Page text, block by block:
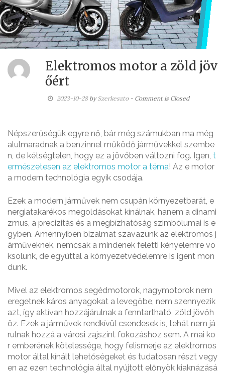
Elektromos motor a zöld jöv
őért
2023-10-28bySzerkeszto - Comment is Closed
Népszerűségük egyre nő, bár még számukban ma még
alulmaradnak a benzinnel működő járművekkel szembe
n, de kétségtelen, hogy ez a jövőben változni fog. Igen, t
ermészetesen az elektromos motor a téma! Az e motor
a modern technológia egyik csodája.
Ezek a modern járművek nem csupán környezetbarát, e
nergiatakarékos megoldásokat kínálnak, hanem a dinami
zmus, a precizitás és a megbízhatóság szimbólumai is e
gyben. Amennyiben bizalmat szavazunk az elektromos j
árműveknek, nemcsak a mindenek feletti kényelemre vo
ksolunk, de egyúttal a környezetvédelemre is igent mon
dunk.
Mivel az elektromos segédmotorok, nagymotorok nem
eregetnek káros anyagokat a levegőbe, nem szennyezik
azt, így aktívan hozzájárulnak a fenntartható, zöld jövőh
öz. Ezek a járművek rendkívül csendesek is, tehát nem já
rulnak hozzá a városi zajszint fokozáshoz sem. A mai ko
r emberének kötelessége, hogy felismerje az elektromos
motor által kínált lehetőségeket és tudatosan részt vegy
en az ezen technológia által nyújtott előnyök kiaknázásá